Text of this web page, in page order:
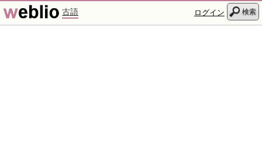
古語 ログイン 検索